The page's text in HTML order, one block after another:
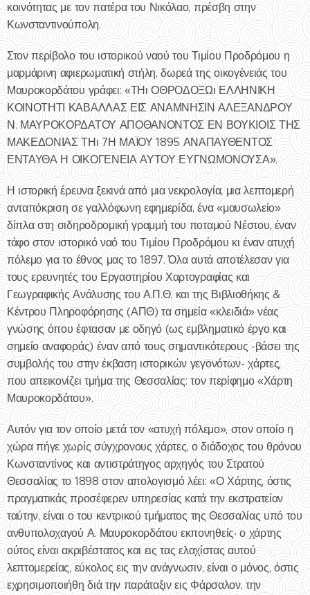
κοινότητας με τον πατέρα του Νικόλαο, πρέσβη στην
Κωνσταντινούπολη.
Στον περίβολο του ιστορικού ναού του Τιμίου Προδρόμου η
μαρμάρινη αφιερωματική στήλη, δωρεά της οικογένειάς του
Μαυροκορδάτου γράφει: «ΤΗι ΟΘΡΟΔΟΞΩι ΕΛΛΗΝΙΚΗ
ΚΟΙΝΟΤΗΤΙ ΚΑΒΑΛΛΑΣ ΕΙΣ ΑΝΑΜΝΗΣΙΝ ΑΛΕΞΑΝΔΡΟΥ
Ν. ΜΑΥΡΟΚΟΡΔΑΤΟΥ ΑΠΟΘΑΝΟΝΤΟΣ ΕΝ ΒΟΥΚΙΟΙΣ ΤΗΣ
ΜΑΚΕΔΟΝΙΑΣ ΤΗι 7Η ΜΑÏΟΥ 1895 ΑΝΑΠΑΥΘΕΝΤΟΣ
ΕΝΤΑΥΘΑ Η ΟΙΚΟΓΕΝΕΙΑ ΑΥΤΟΥ ΕΥΓΝΩΜΟΝΟΥΣΑ».
Η ιστορική έρευνα ξεκινά από μια νεκρολογία, μια λεπτομερή
ανταπόκριση σε γαλλόφωνη εφημερίδα, ένα «μαυσωλείο»
δίπλα στη σιδηροδρομική γραμμή του ποταμού Νέστου, έναν
τάφο στον ιστορικό ναό του Τιμίου Προδρόμου κι έναν ατυχή
πόλεμο για το έθνος μας το 1897. Όλα αυτά αποτέλεσαν για
τους ερευνητές του Εργαστηρίου Χαρτογραφίας και
Γεωγραφικής Ανάλυσης του Α.Π.Θ. και της Βιβλιοθήκης &
Κέντρου Πληροφόρησης (ΑΠΘ) τα σημεία «κλειδιά» νέας
γνώσης όπου έφτασαν με οδηγό (ως εμβληματικό έργο και
σημείο αναφοράς) έναν από τους σημαντικότερους -βάσει της
συμβολής του στην έκβαση ιστορικών γεγονότων- χάρτες,
που απεικονίζει τμήμα της Θεσσαλίας: τον περίφημο «Χάρτη
Μαυροκορδάτου».
Αυτόν για τον οποίο μετά τον «ατυχή πόλεμο», στον οποίο η
χώρα πήγε χωρίς σύγχρονους χάρτες, ο διάδοχος του θρόνου
Κωνσταντίνος και αντιστράτηγος αρχηγός του Στρατού
Θεσσαλίας το 1898 στον απολογισμό λέει: «Ο Χάρτης, όστις
πραγματικάς προσέφερεν υπηρεσίας κατά την εκστρατείαν
ταύτην, είναι ο του κεντρικού τμήματος της Θεσσαλίας υπό του
ανθυπολοχαγού Α. Μαυροκορδάτου εκπονηθείς· ο χάρτης
ούτος είναι ακριβέστατος και εις τας ελαχίστας αυτού
λεπτομερείας, εύκολος εις την ανάγνωσιν, είναι ο μόνος, όστις
εχρησιμοποιήθη διά την παράταξιν εις Φάρσαλον, την